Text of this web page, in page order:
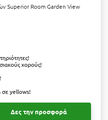
Superior Room Garden View
χορούς!
yellows!
Δες την προσφορά